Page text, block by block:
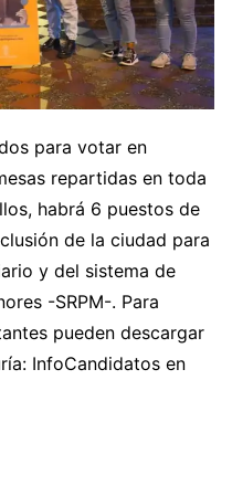
para votar en
repartidas en toda
habrá 6 puestos de
de la ciudad para
y del sistema de
-SRPM-. Para
pueden descargar
InfoCandidatos en